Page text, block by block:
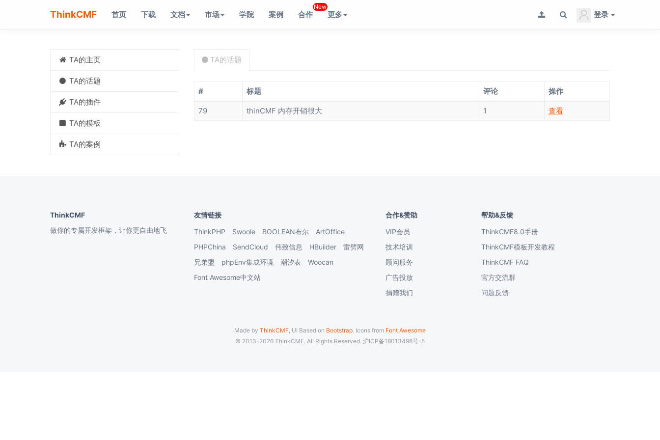
ThinkCMF 首页 下载 文档 市场 学院 案例 合作
New
更多 登录
TA的主页
TA的话题
TA的插件
TA的模板
TA的案例
TA的话题
# 标题 评论 操作
79 thinCMF 内存开销很大 1 查看
ThinkCMF
做你的专属开发框架，让你更自由地飞
友情链接
ThinkPHP
Swoole BOOLEAN布尔
ArtOffice
PHPChina
SendCloud 伟致信息 HBuilder
雷劈网
兄弟盟
phpEnv集成环境 潮汐表
Woocan
Font Awesome中文站
合作&赞助
VIP会员
技术培训
顾问服务
广告投放
捐赠我们
帮助&反馈
ThinkCMF8.0手册
ThinkCMF模板开发教程
ThinkCMF FAQ
官方交流群
问题反馈
Made by ThinkCMF, UI Based on Bootstrap. Icons from Font Awesome
© 2013-2026 ThinkCMF. All Rights Reserved. 沪ICP备18013498号-5